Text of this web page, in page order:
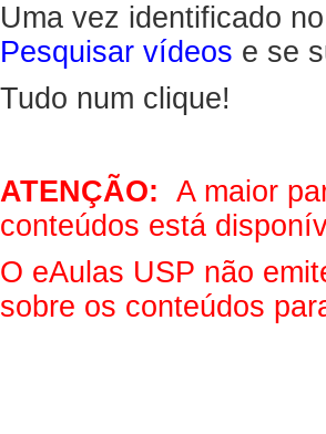
Uma vez identificado
Pesquisar vídeos e se
Tudo num clique!
ATENÇÃO: A maior
conteúdos está
O eAulas USP não
sobre os conteúdos